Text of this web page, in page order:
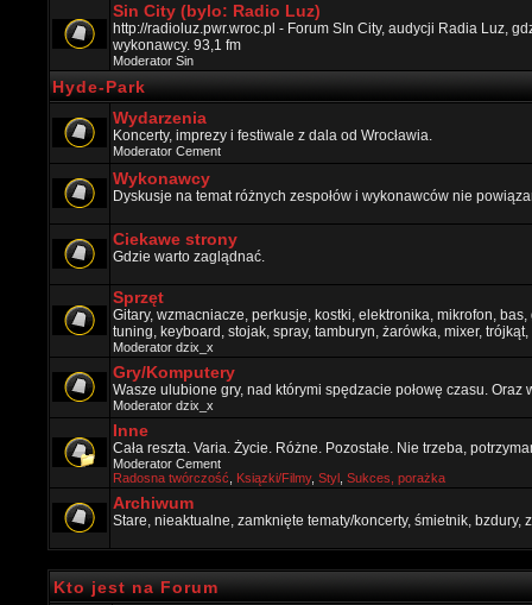
Sin City (bylo: Radio Luz)
http://radioluz.pwr.wroc.pl - Forum SIn City, audycji Radia Luz,
wykonawcy. 93,1 fm
Moderator Sin
Hyde-Park
Wydarzenia
Koncerty, imprezy i festiwale z dala od Wrocławia.
Moderator Cement
Wykonawcy
Dyskusje na temat różnych zespołów i wykonawców nie
Ciekawe strony
Gdzie warto zaglądnać.
Sprzęt
Gitary, wzmacniacze, perkusje, kostki, elektronika, mikrofon,
tuning, keyboard, stojak, spray, tamburyn, żarówka, mixer, trójkąt,
Moderator dzix_x
Gry/Komputery
Wasze ulubione gry, nad którymi spędzacie połowę czasu.
Moderator dzix_x
Inne
Cała reszta. Varia. Życie. Różne. Pozostałe. Nie trzeba,
Moderator Cement
Radosna twórczość
Ksiązki/Filmy, Styl Sukces, porażka
Archiwum
Stare, nieaktualne, zamknięte tematy/koncerty, śmietnik, bzdury,
Kto jest na Forum